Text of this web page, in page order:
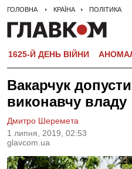
ГОЛОВНА КРАЇНА ПОЛІТИКА
1625-Й ДЕНЬ ВІЙНИ
Вакарчук
виконавчу владу
1 липня, 2019, 02:53
glavcom.ua
Дмитро Шеремета